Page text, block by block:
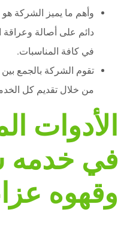
وأهم ما يميز الشركة
دائم على أصالة وعراقة
في كافة المناسبات.
تقوم الشركة بالجمع
من خلال تقديم كل
الأدوات
في خدمه
وقهوه